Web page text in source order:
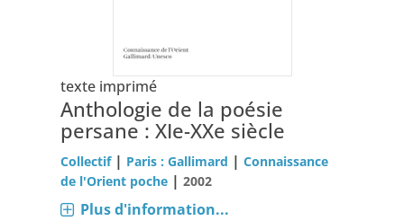
texte imprimé
Anthologie de la poésie
persane : XIe-XXe siècle
Collectif | Paris : Gallimard |Connaissance
de l'Orient poche |2002
Plus d'information...